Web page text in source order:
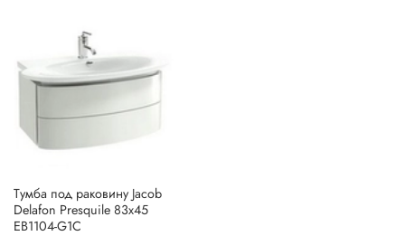
Тумба под раковину Jacob
Delafon Presquile 83x45
EB1104-G1C